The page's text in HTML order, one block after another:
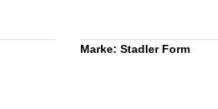
Marke: Stadler Form